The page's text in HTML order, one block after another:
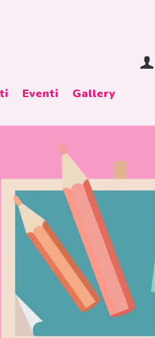
Eventi Gallery